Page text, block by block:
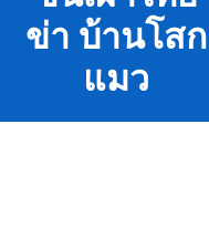
ข่า บ้านโสก
แมว